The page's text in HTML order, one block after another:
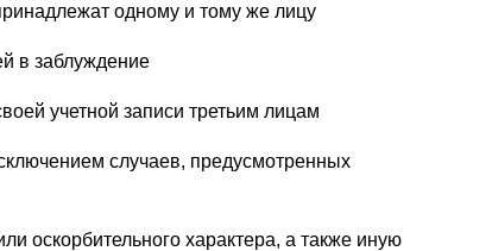
одному и тому же лицу
в заблуждение
учетной записи третьим лицам
случаев, предусмотренных
оскорбительного характера, а также иную